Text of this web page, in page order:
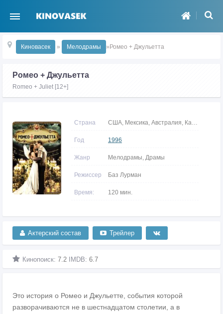
Киновасек » Мелодрамы »Ромео + Джульетта
Ромео + Джульетта
Romeo + Juliet [12+]
Страна США, Мексика, Австралия, Канада
Год 1996
Жанр Мелодрамы, Драмы
Режиссер Баз Лурман
Время: 120 мин.
Актерский состав Трейлер
Кинопоиск: 7.2 IMDB: 6.7
Это история о Ромео и Джульетте, события которой
разворачиваются не в шестнадцатом столетии, а в